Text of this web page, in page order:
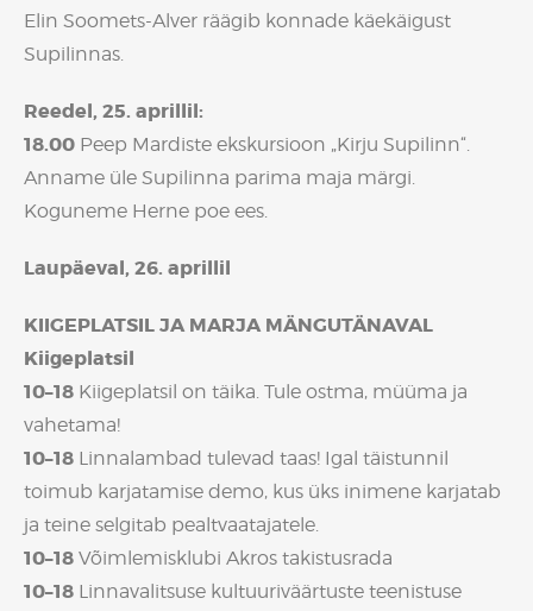
Elin Soomets-Alver räägib konnade käekäigust
Supilinnas.
Reedel, 25. aprillil:
18.00 Peep Mardiste ekskursioon „Kirju Supilinn“.
Anname üle Supilinna parima maja märgi.
Koguneme Herne poe ees.
Laupäeval, 26. aprillil
KIIGEPLATSIL JA MARJA MÄNGUTÄNAVAL
Kiigeplatsil
10–18 Kiigeplatsil on täika. Tule ostma, müüma ja
vahetama!
10–18 Linnalambad tulevad taas! Igal täistunnil
toimub karjatamise demo, kus üks inimene karjatab
ja teine selgitab pealtvaatajatele.
10–18 Võimlemisklubi Akros takistusrada
10–18 Linnavalitsuse kultuuriväärtuste teenistuse